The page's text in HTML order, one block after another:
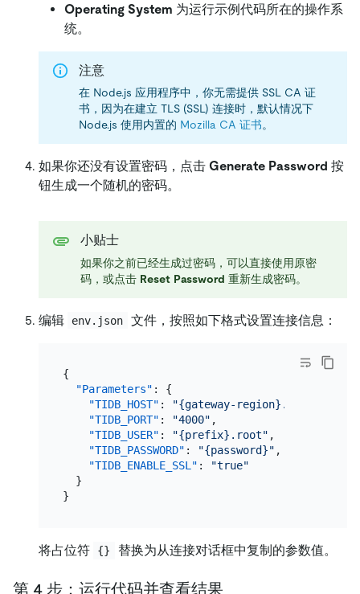
Operating System 为运行示例代码所在的操作系
统。
注意
在 Node.js 应用程序中，你无需提供 SSL CA 证
书，因为在建立 TLS (SSL) 连接时，默认情况下
Node.js 使用内置的 Mozilla CA 证书。
如果你还没有设置密码，点击 Generate Password 按
钮生成一个随机的密码。
小贴士
如果你之前已经生成过密码，可以直接使用原密
码，或点击 Reset Password 重新生成密码。
编辑 env.json 文件，按照如下格式设置连接信息：
{
"Parameters" :
{
"TIDB_HOST" :
"{gateway-
"TIDB_PORT" : "4000" ,
"TIDB_USER" : "{prefix}.root" ,
"TIDB_PASSWORD" : "{password}" ,
"TIDB_ENABLE_SSL" :
"true"
}
}
将占位符 {} 替换为从连接对话框中复制的参数值。
第 4 步：运行代码并查看结果